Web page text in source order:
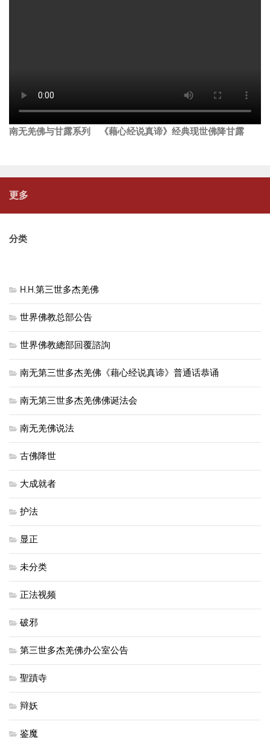
南无羌佛与甘露系列 《藉心经说真谛》经典现世佛降甘露
更多
分类
H.H.第三世多杰羌佛
世界佛教总部公告
世界佛教總部回覆諮詢
南无第三世多杰羌佛《藉心经说真谛》普通话恭诵
南无第三世多杰羌佛佛诞法会
南无羌佛说法
古佛降世
大成就者
护法
显正
未分类
正法视频
破邪
第三世多杰羌佛办公室公告
聖蹟寺
辩妖
鉴魔